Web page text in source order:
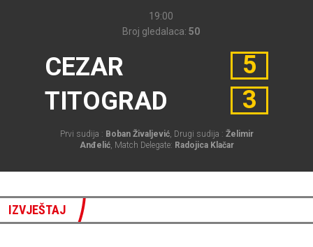
19:00
Broj gledalaca: 50
CEZAR
TITOGRAD
5
3
Prvi sudija : Boban Živaljević, Drugi sudija : Želimir
Anđelić, Match Delegate: Radojica Klačar
IZVJEŠTAJ